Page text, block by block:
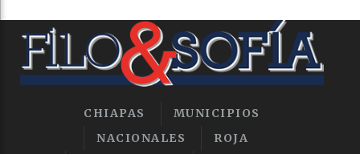
CHIAPAS
MUNICIPIOS
NACIONALES
ROJA